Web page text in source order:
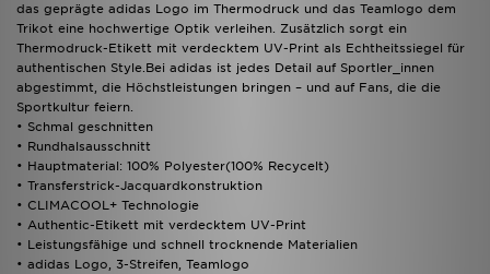
das geprägte adidas Logo im Thermodruck und das Teamlogo dem
Trikot eine hochwertige Optik verleihen. Zusätzlich sorgt ein
Thermodruck-Etikett mit verdecktem UV-Print als Echtheitssiegel für
authentischen Style.Bei adidas ist jedes Detail auf Sportler_innen
abgestimmt, die Höchstleistungen bringen – und auf Fans, die die
Sportkultur feiern.
• Schmal geschnitten
• Rundhalsausschnitt
• Hauptmaterial: 100% Polyester(100% Recycelt)
• Transferstrick-Jacquardkonstruktion
• CLIMACOOL+ Technologie
• Authentic-Etikett mit verdecktem UV-Print
• Leistungsfähige und schnell trocknende Materialien
• adidas Logo, 3-Streifen, Teamlogo